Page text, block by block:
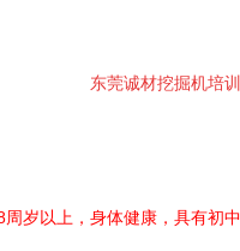
东莞诚材挖掘机培
岁以上，身体健康，具有